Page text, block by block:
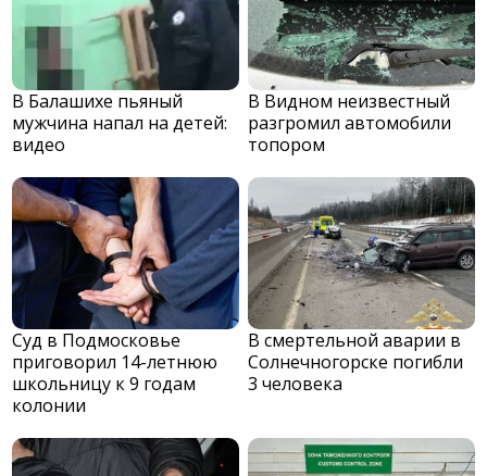
В Балашихе пьяный
мужчина напал на детей:
видео
В Видном неизвестный
разгромил автомобили
топором
Суд в Подмосковье
приговорил 14-летнюю
школьницу к 9 годам
колонии
В смертельной аварии в
Солнечногорске погибли
3 человека